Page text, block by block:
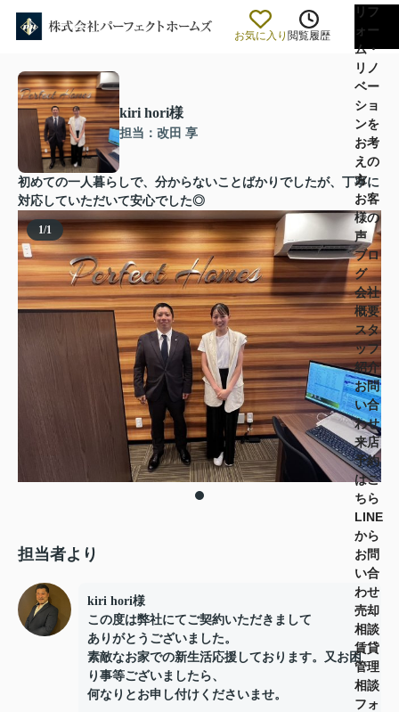
お気に入り 閲覧履歴
リフ
ォー
ム・
リノ
ベー
ショ
ンを
お考
えの
方
お客
様の
声
ブロ
グ
会社
概要
スタ
ッフ
紹介
お問
い合
わせ
来店
予約
はこ
ちら
LINE
から
お問
い合
わせ
売却
相談
賃貸
管理
相談
フォ
kiri hori様
担当：改田 享
初めての一人暮らしで、分からないことばかりでしたが、丁寧に
対応していただいて安心でした◎
1/1
担当者より
kiri hori様
この度は弊社にてご契約いただきまして
ありがとうございました。
素敵なお家での新生活応援しております。又お困
り事等ございましたら、
何なりとお申し付けくださいませ。